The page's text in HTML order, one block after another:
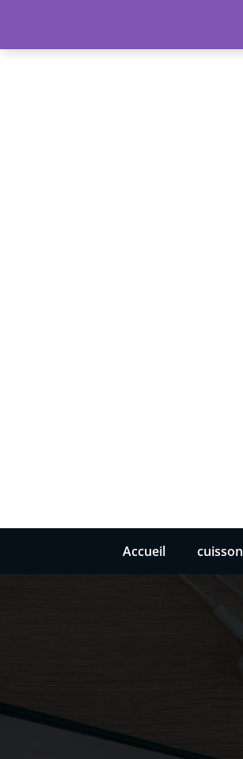
Accueil cuisson